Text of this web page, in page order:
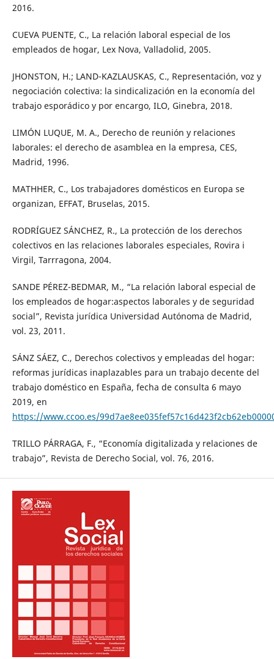
2016.
CUEVA PUENTE, C., La relación laboral especial de los
empleados de hogar, Lex Nova, Valladolid, 2005.
JHONSTON, H.; LAND-KAZLAUSKAS, C., Representación, voz y
negociación colectiva: la sindicalización en la economía del
trabajo esporádico y por encargo, ILO, Ginebra, 2018.
LIMÓN LUQUE, M. A., Derecho de reunión y relaciones
laborales: el derecho de asamblea en la empresa, CES,
Madrid, 1996.
MATHHER, C., Los trabajadores domésticos en Europa se
organizan, EFFAT, Bruselas, 2015.
RODRÍGUEZ SÁNCHEZ, R., La protección de los derechos
colectivos en las relaciones laborales especiales, Rovira i
Virgil, Tarrragona, 2004.
SANDE PÉREZ-BEDMAR, M., “La relación laboral especial de
los empleados de hogar:aspectos laborales y de seguridad
social”, Revista jurídica Universidad Autónoma de Madrid,
vol. 23, 2011.
SÁNZ SÁEZ, C., Derechos colectivos y empleadas del hogar:
reformas jurídicas inaplazables para un trabajo decente del
trabajo doméstico en España, fecha de consulta 6 mayo
2019, en
https://www.ccoo.es/
TRILLO PÁRRAGA, F., “Economía digitalizada y relaciones de
trabajo”, Revista de Derecho Social, vol. 76, 2016.